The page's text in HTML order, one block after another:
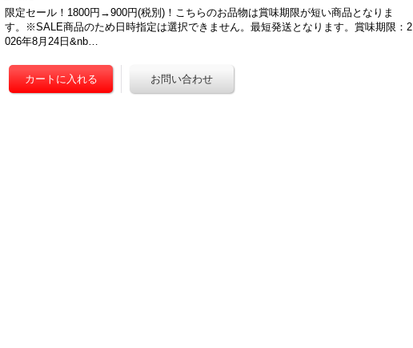
限定セール！1800円→900円(税別)！こちらのお品物は賞味期限が短い商品となりま
す。※SALE商品のため日時指定は選択できません。最短発送となります。賞味期限：2
026年8月24日&nb…